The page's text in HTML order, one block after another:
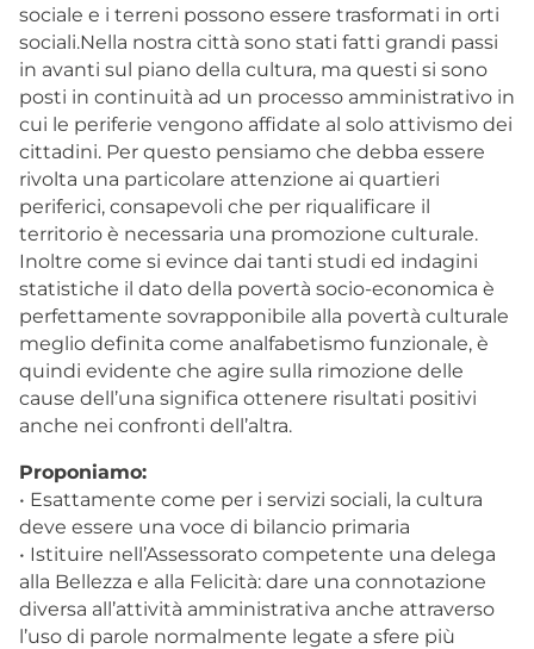
sociale e i terreni possono essere trasformati in orti
sociali.Nella nostra città sono stati fatti grandi passi
in avanti sul piano della cultura, ma questi si sono
posti in continuità ad un processo amministrativo in
cui le periferie vengono affidate al solo attivismo dei
cittadini. Per questo pensiamo che debba essere
rivolta una particolare attenzione ai quartieri
periferici, consapevoli che per riqualificare il
territorio è necessaria una promozione culturale.
Inoltre come si evince dai tanti studi ed indagini
statistiche il dato della povertà socio-economica è
perfettamente sovrapponibile alla povertà culturale
meglio definita come analfabetismo funzionale, è
quindi evidente che agire sulla rimozione delle
cause dell’una significa ottenere risultati positivi
anche nei confronti dell’altra.
Proponiamo:
• Esattamente come per i servizi sociali, la cultura
deve essere una voce di bilancio primaria
• Istituire nell’Assessorato competente una delega
alla Bellezza e alla Felicità: dare una connotazione
diversa all’attività amministrativa anche attraverso
l’uso di parole normalmente legate a sfere più